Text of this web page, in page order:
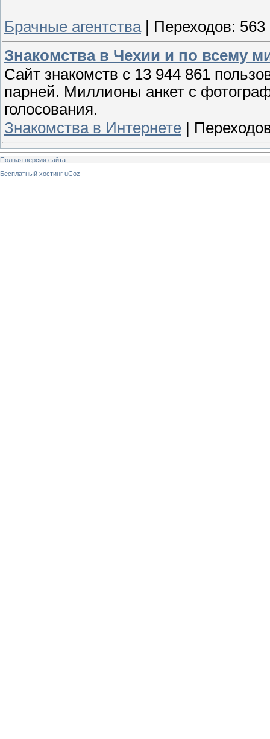
Брачные агентства| Переходов: 563
Знакомства в Чехии и по всему
Сайт знакомств с 13 944 861
парней. Миллионы анкет с
голосования.
Знакомства в Интернете
Полная версия сайта
Бесплатный хостинг uCoz